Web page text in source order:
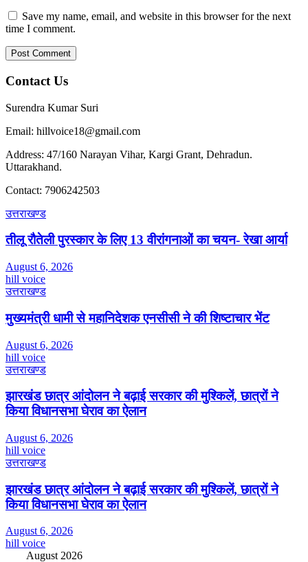
Save my name, email, and website in this browser for the next
time I comment.
Contact Us
Surendra Kumar Suri
Email: hillvoice18@gmail.com
Address: 47/160 Narayan Vihar, Kargi Grant, Dehradun.
Uttarakhand.
Contact: 7906242503
उत्तराखण्ड
तीलू रौतेली पुरस्कार के लिए 13 वीरांगनाओं का चयन- रेखा आर्या
August 6, 2026
hill voice
उत्तराखण्ड
मुख्यमंत्री धामी से महानिदेशक एनसीसी ने की शिष्टाचार भेंट
August 6, 2026
hill voice
उत्तराखण्ड
झारखंड छात्र आंदोलन ने बढ़ाई सरकार की मुश्किलें, छात्रों ने
किया विधानसभा घेराव का ऐलान
August 6, 2026
hill voice
उत्तराखण्ड
झारखंड छात्र आंदोलन ने बढ़ाई सरकार की मुश्किलें, छात्रों ने
किया विधानसभा घेराव का ऐलान
August 6, 2026
hill voice
August 2026